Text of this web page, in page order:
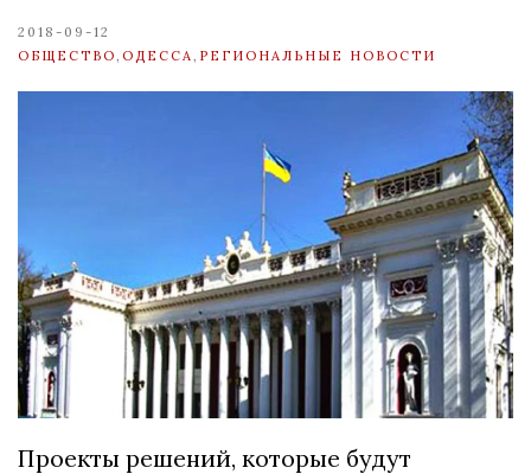
2018-09-12
ОБЩЕСТВО ОДЕССА РЕГИОНАЛЬНЫЕ НОВОСТИ
Проекты решений, которые будут